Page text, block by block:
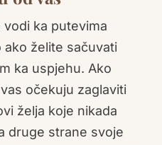
ka putevima
želite sačuvati
ka uspjehu. Ako
očekuju zaglaviti
želja koje nikada
druge strane svoje